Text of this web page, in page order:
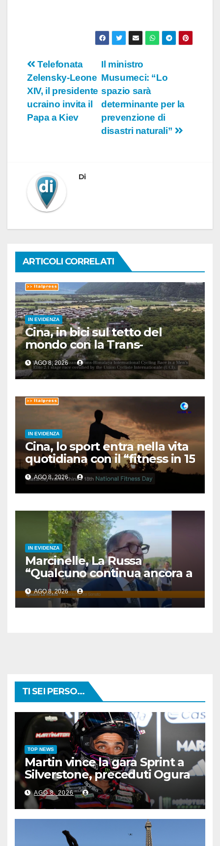
Navigazione
articoli
Il ministro
Musumeci: “Lo
spazio sarà
determinante per la
prevenzione di
disastri naturali”
Telefonata
Zelensky-Leone
XIV, il presidente
ucraino invita il
Papa a Kiev
Di
ARTICOLI CORRELATI
IN EVIDENZA
Cina, in bici sul tetto del
mondo con la Trans-
Himalaya Race
AGO 8, 2026
IN EVIDENZA
Cina, lo sport entra nella vita
quotidiana con il “fitness in 15
minuti”
AGO 8, 2026
IN EVIDENZA
Marcinelle, La Russa
“Qualcuno continua ancora a
voltare le spalle”
AGO 8, 2026
TI SEI PERSO...
TOP NEWS
Martin vince la gara Sprint a
Silverstone, preceduti Ogura
e Bezzecchi
AGO 8, 2026